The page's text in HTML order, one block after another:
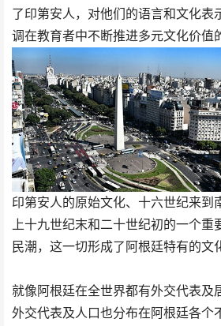
了印第安人，对他们的语言和文化表
调在教育者中不断推进多元文化价值
印第安人的原始文化、十六世纪来到
上十九世纪末和二十世纪初的一个重
民潮，这一切形成了阿根廷特有的文
就像阿根廷在全世界都有外交代表及
外交代表及人口也分布在阿根廷各个